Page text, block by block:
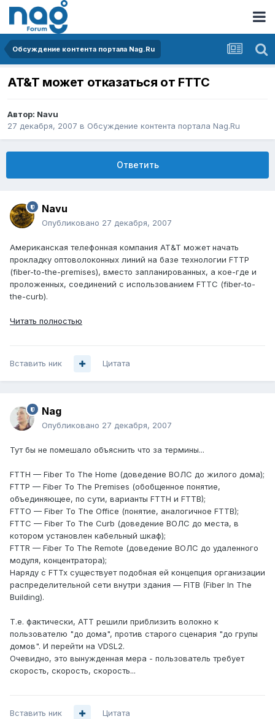
Обсуждение контента портала Nag.Ru
AT&T может отказаться от FTTC
Автор: Navu
27 декабря, 2007 в Обсуждение контента портала Nag.Ru
Ответить
Navu
Опубликовано 27 декабря, 2007
Американская телефонная компания AT&T может начать
прокладку оптоволоконных линий на базе технологии FTTP
(fiber-to-the-premises), вместо запланированных, а кое-где и
проложенных, соединений с использованием FTTC (fiber-to-
the-curb).
Читать полностью
Вставить ник Цитата
Nag
Опубликовано 27 декабря, 2007
Тут бы не помешало объяснить что за термины...
FTTH — Fiber To The Home (доведение ВОЛС до жилого дома);
FTTP — Fiber To The Premises (обобщенное понятие,
объединяющее, по сути, варианты FTTH и FTTB);
FTTO — Fiber To The Office (понятие, аналогичное FTTB);
FTTC — Fiber To The Curb (доведение ВОЛС до места, в
котором установлен кабельный шкаф);
FTTR — Fiber To The Remote (доведение ВОЛС до удаленного
модуля, концентратора);
Наряду с FTTx существует подобная ей концепция организации
распределительной сети внутри здания — FITB (Fiber In The
Building).
Т.е. фактически, АТТ решили приблизить волокно к
пользователю "до дома", против старого сценария "до групы
домов". И перейти на VDSL2.
Очевидно, это вынужденная мера - пользователь требует
скорость, скорость, скорость...
Вставить ник Цитата